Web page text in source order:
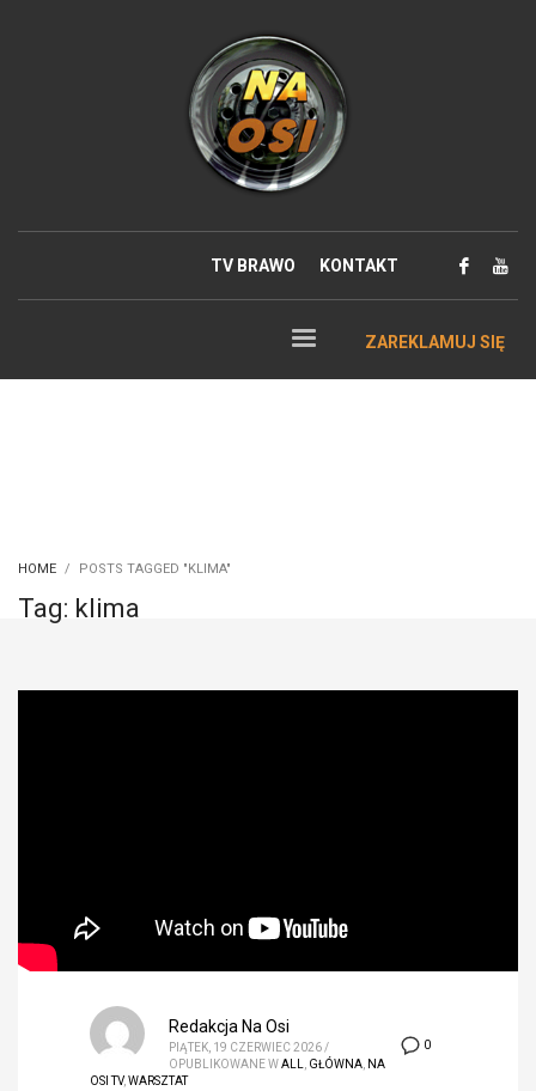
TV BRAWO KONTAKT
ZAREKLAMUJ SIĘ
HOME POSTS TAGGED "KLIMA"
Tag: klima
0
Redakcja Na Osi
PIĄTEK, 19 CZERWIEC 2026/
OPUBLIKOWANE WALL, GŁÓWNA, NA
OSI TV,WARSZTAT